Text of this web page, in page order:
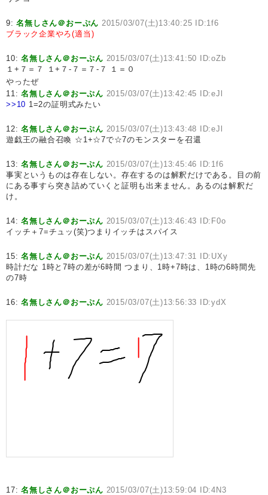
9:名無しさん＠おーぷん 2015/03/07(土)13:40:25 ID:1f6
ブラック企業やろ(適当)
10:名無しさん＠おーぷん 2015/03/07(土)13:41:50 ID:oZb
１+７＝７ １+７-７＝７-７ １＝０
やったぜ
11:名無しさん＠おーぷん 2015/03/07(土)13:42:45 ID:eJl
>>10 1=2の証明式みたい
12:名無しさん＠おーぷん 2015/03/07(土)13:43:48 ID:eJl
遊戯王の融合召喚 ☆1+☆7で☆7のモンスターを召還
13:名無しさん＠おーぷん 2015/03/07(土)13:45:46 ID:1f6
事実というものは存在しない。存在するのは解釈だけである。目の前
にある事すら突き詰めていくと証明も出来ません。あるのは解釈だ
け。
14:名無しさん＠おーぷん 2015/03/07(土)13:46:43 ID:F0o
イッチ＋7=チュッ(笑)つまりイッチはスパイス
15:名無しさん＠おーぷん 2015/03/07(土)13:47:31 ID:UXy
時計だな 1時と7時の差が6時間 つまり、1時+7時は、1時の6時間先
の7時
16:名無しさん＠おーぷん 2015/03/07(土)13:56:33 ID:ydX
17:名無しさん＠おーぷん 2015/03/07(土)13:59:04 ID:4N3